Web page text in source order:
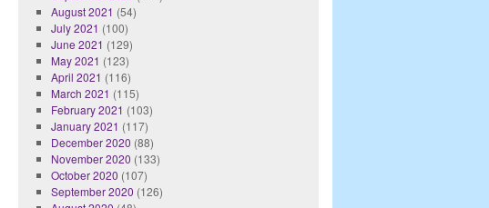
August 2021 (54)
July 2021 (100)
June 2021 (129)
May 2021 (123)
April 2021 (116)
March 2021 (115)
February 2021 (103)
January 2021 (117)
December 2020 (88)
November 2020 (133)
October 2020 (107)
September 2020 (126)